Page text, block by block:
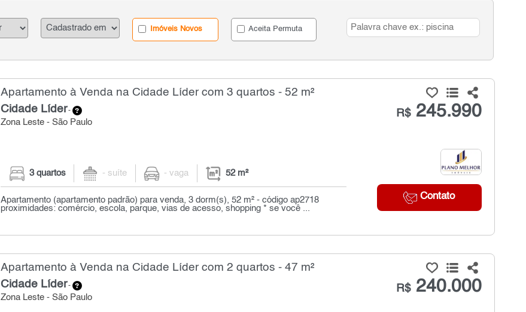
Imóveis Novos Aceita Permuta
Apartamento à Venda na Cidade Líder com 3 quartos - 52 m²
Cidade Líder-
Zona Leste - São Paulo
R$245.990
Contato
3 quartos - suíte - vaga 52 m²
Apartamento (apartamento padrão) para venda, 3 dorm(s), 52 m² - código ap2718
proximidades: comércio, escola, parque, vias de acesso, shopping * se você ...
Apartamento à Venda na Cidade Líder com 2 quartos - 47 m²
Cidade Líder-
Zona Leste - São Paulo
R$240.000